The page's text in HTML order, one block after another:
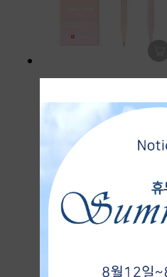
까렌다쉬 849 볼펜 샤프 세트
호라이즌 에디션
20%
90,000원
#트랜디한
젊은생각의